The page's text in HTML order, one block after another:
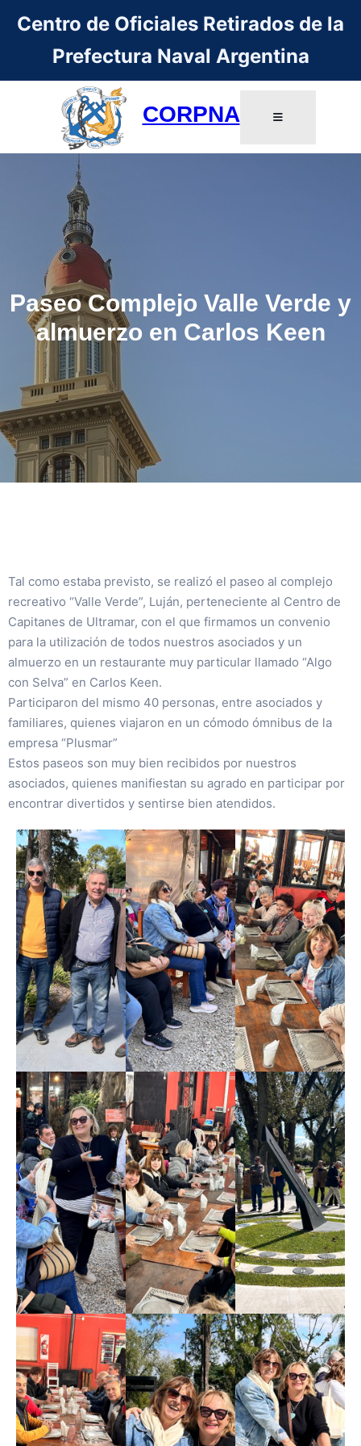
Centro de Oficiales Retirados de la
Prefectura Naval Argentina
CORPNA
Paseo Complejo Valle Verde y
almuerzo en Carlos Keen
Tal como estaba previsto, se realizó el paseo al complejo
recreativo “Valle Verde”, Luján, perteneciente al Centro de
Capitanes de Ultramar, con el que firmamos un convenio
para la utilización de todos nuestros asociados y un
almuerzo en un restaurante muy particular llamado “Algo
con Selva” en Carlos Keen.
Participaron del mismo 40 personas, entre asociados y
familiares, quienes viajaron en un cómodo ómnibus de la
empresa “Plusmar”
Estos paseos son muy bien recibidos por nuestros
asociados, quienes manifiestan su agrado en participar por
encontrar divertidos y sentirse bien atendidos.